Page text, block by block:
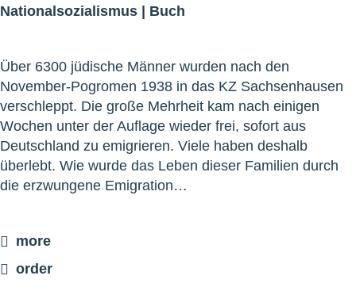
Nationalsozialismus | Buch
Über 6300 jüdische Männer wurden nach den
November-Pogromen 1938 in das KZ Sachsenhausen
verschleppt. Die große Mehrheit kam nach einigen
Wochen unter der Auflage wieder frei, sofort aus
Deutschland zu emigrieren. Viele haben deshalb
überlebt. Wie wurde das Leben dieser Familien durch
die erzwungene Emigration…
more
order